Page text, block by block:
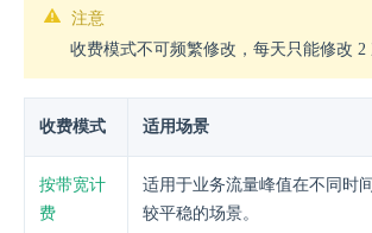
注意
收费模式不可频繁修改，每天只能修改 2
收费模式 适用场景
按带宽计
费
适用于业务流量峰值在不同时
较平稳的场景。